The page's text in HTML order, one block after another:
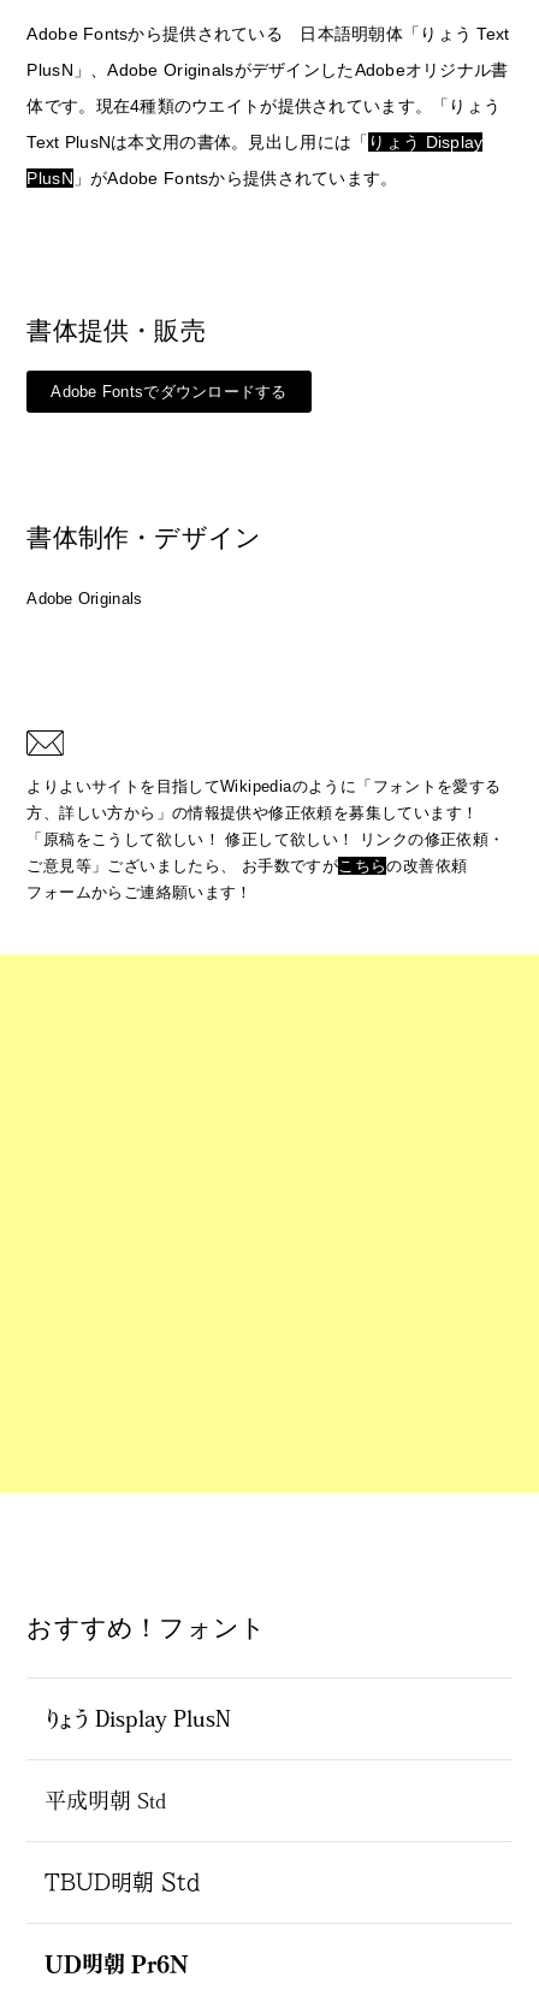
Adobe Fontsから提供されている 日本語明朝体「りょう Text
PlusN」、Adobe OriginalsがデザインしたAdobeオリジナル書
体です。現在4種類のウエイトが提供されています。「りょう
Text PlusNは本文用の書体。見出し用には「 りょう Display
PlusN 」がAdobe Fontsから提供されています。
書体提供・販売
Adobe Fontsでダウンロードする
書体制作・デザイン
Adobe Originals
よりよいサイトを目指してWikipediaのように「フォントを愛する
方、詳しい方から」の情報提供や修正依頼を募集しています！
「原稿をこうして欲しい！ 修正して欲しい！ リンクの修正依頼・
ご意見等」ございましたら、
お手数ですが こちらの改善依頼
フォームからご連絡願います！
おすすめ！フォント
りょう Display PlusN
平成明朝 Std
TBUD明朝 Std
UD明朝 Pr6N